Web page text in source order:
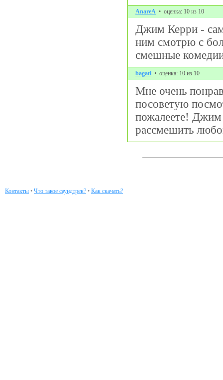
AnareA • оценка: 10 из 10
Джим Керри -
ним смотрю с
смешные
bagati • оценка: 10 из 10
Мне очень
посоветую
пожалеете! Джим
рассмешить
Контакты • Что такое саундтрек? • Как скачать?